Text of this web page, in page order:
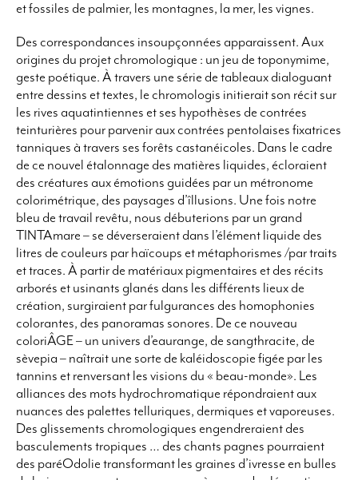
et fossiles de palmier, les montagnes, la mer, les vignes.
Des correspondances insoupçonnées apparaissent. Aux
origines du projet chromologique : un jeu de toponymime,
geste poétique. À travers une série de tableaux dialoguant
entre dessins et textes, le chromologis initierait son récit sur
les rives aquatintiennes et ses hypothèses de contrées
teinturières pour parvenir aux contrées pentolaises fixatrices
tanniques à travers ses forêts castanéicoles. Dans le cadre
de ce nouvel étalonnage des matières liquides, écloraient
des créatures aux émotions guidées par un métronome
colorimétrique, des paysages d’îllusions. Une fois notre
bleu de travail revêtu, nous débuterions par un grand
TINTAmare – se déverseraient dans l’élément liquide des
litres de couleurs par haïcoups et métaphorismes /par traits
et traces. À partir de matériaux pigmentaires et des récits
arborés et usinants glanés dans les différents lieux de
création, surgiraient par fulgurances des homophonies
colorantes, des panoramas sonores. De ce nouveau
coloriÂGE – un univers d’eaurange, de sangthracite, de
sèvepia – naîtrait une sorte de kaléidoscopie figée par les
tannins et renversant les visions du « beau-monde». Les
alliances des mots hydrochromatique répondraient aux
nuances des palettes telluriques, dermiques et vaporeuses.
Des glissements chromologiques engendreraient des
basculements tropiques … des chants pagnes pourraient
des paréOdolie transformant les graines d’ivresse en bulles